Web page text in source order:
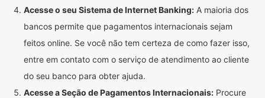
Acesse o seu Sistema de Internet Banking: A maioria dos
bancos permite que pagamentos internacionais sejam
feitos online. Se você não tem certeza de como fazer isso,
entre em contato com o serviço de atendimento ao cliente
do seu banco para obter ajuda.
Acesse a Seção de Pagamentos Internacionais: Procure